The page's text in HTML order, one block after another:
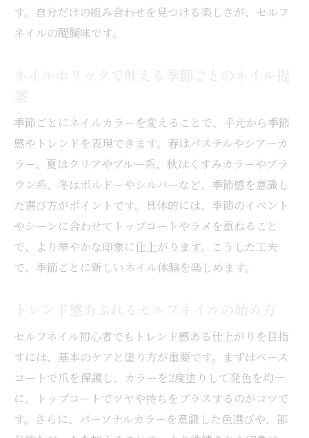
2025年注目のネイルカラーと使い方のコツ
ネイルホリックで旬カラーを美しく仕上げ
セルフネイルで映える塗り方のポイント
ネイルホリック新色と定番色の使い分け術
季節感を意識したネイルカラーの選び方
速乾性や発色が魅力のネイルホリック体験談
ネイルホリックの速乾性を実感したユーザ
ーの声
発色の良さが際立つネイル体験エピソード
ュー
セルフネイル愛用者が語る失敗しないコツ
す。自分だけの組み合わせを見つける楽しさが、セルフ
ネイルの醍醐味です。
ネイルホリックで叶える季節ごとのネイル提
案
季節ごとにネイルカラーを変えることで、手元から季節
感やトレンドを表現できます。春はパステルやシアーカ
ラー、夏はクリアやブルー系、秋はくすみカラーやブラ
ウン系、冬はボルドーやシルバーなど、季節感を意識し
た選び方がポイントです。具体的には、季節のイベント
やシーンに合わせてトップコートやラメを重ねること
で、より華やかな印象に仕上がります。こうした工夫
で、季節ごとに新しいネイル体験を楽しめます。
トレンド感あふれるセルフネイルの始め方
セルフネイル初心者でもトレンド感ある仕上がりを目指
すには、基本のケアと塗り方が重要です。まずはベース
コートで爪を保護し、カラーを2度塗りして発色を均一
に。トップコートでツヤや持ちをプラスするのがコツで
す。さらに、パーソナルカラーを意識した色選びや、部